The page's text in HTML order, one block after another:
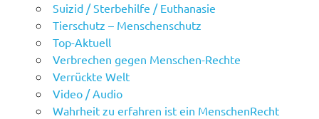
Suizid / Sterbehilfe / Euthanasie
Tierschutz – Menschenschutz
Top-Aktuell
Verbrechen gegen Menschen-Rechte
Verrückte Welt
Video / Audio
Wahrheit zu erfahren ist ein MenschenRecht